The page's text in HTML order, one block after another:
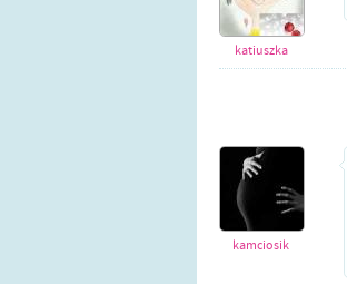
katiuszka
kamciosik